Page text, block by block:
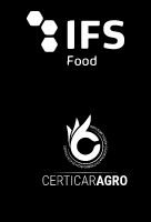
100%